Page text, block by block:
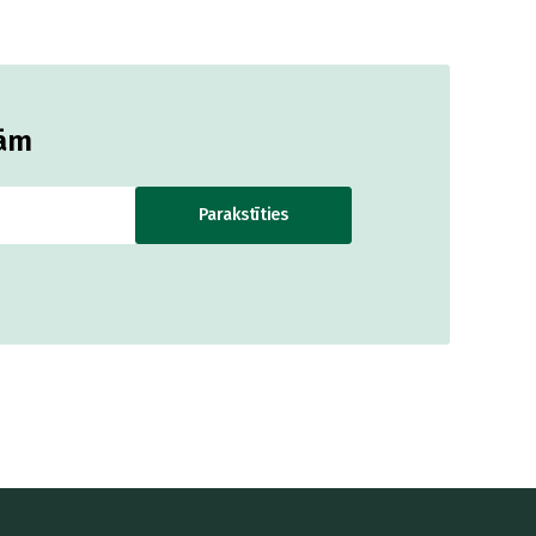
Parakstīties